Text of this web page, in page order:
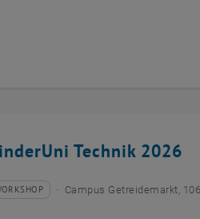
Technik 2026
Campus Getreidemarkt,